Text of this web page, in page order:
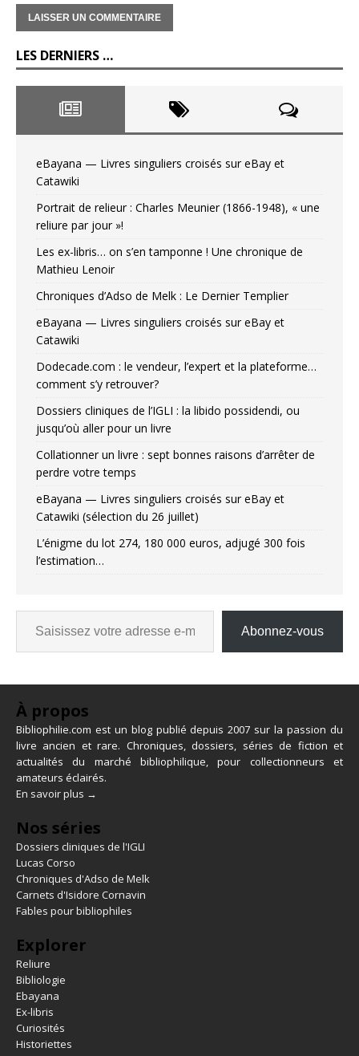
LES DERNIERS …
eBayana — Livres singuliers croisés sur eBay et
Catawiki
Portrait de relieur : Charles Meunier (1866-1948), « une
reliure par jour »!
Les ex-libris… on s’en tamponne ! Une chronique de
Mathieu Lenoir
Chroniques d’Adso de Melk : Le Dernier Templier
eBayana — Livres singuliers croisés sur eBay et
Catawiki
Dodecade.com : le vendeur, l’expert et la plateforme…
comment s’y retrouver?
Dossiers cliniques de l’IGLI : la libido possidendi, ou
jusqu’où aller pour un livre
Collationner un livre : sept bonnes raisons d’arrêter de
perdre votre temps
eBayana — Livres singuliers croisés sur eBay et
Catawiki (sélection du 26 juillet)
L’énigme du lot 274, 180 000 euros, adjugé 300 fois
l’estimation…
Abonnez-vous
À propos
Bibliophilie.com est un blog publié depuis 2007 sur la passion du
livre ancien et rare. Chroniques, dossiers, séries de fiction et
actualités du marché bibliophilique, pour collectionneurs et
amateurs éclairés.
En savoir plus →
Nos séries
Dossiers cliniques de l'IGLI
Lucas Corso
Chroniques d'Adso de Melk
Carnets d'Isidore Cornavin
Fables pour bibliophiles
Explorer
Reliure
Bibliologie
Ebayana
Ex-libris
Curiosités
Historiettes